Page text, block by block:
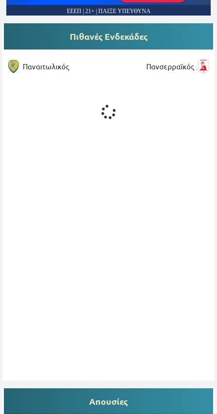
ΕΕΕΠ | 21+ | ΠΑΙΞΕ ΥΠΕΥΘΥΝΑ
Πιθανές Ενδεκάδες
Παναιτωλικός Πανσερραϊκός
Απουσίες